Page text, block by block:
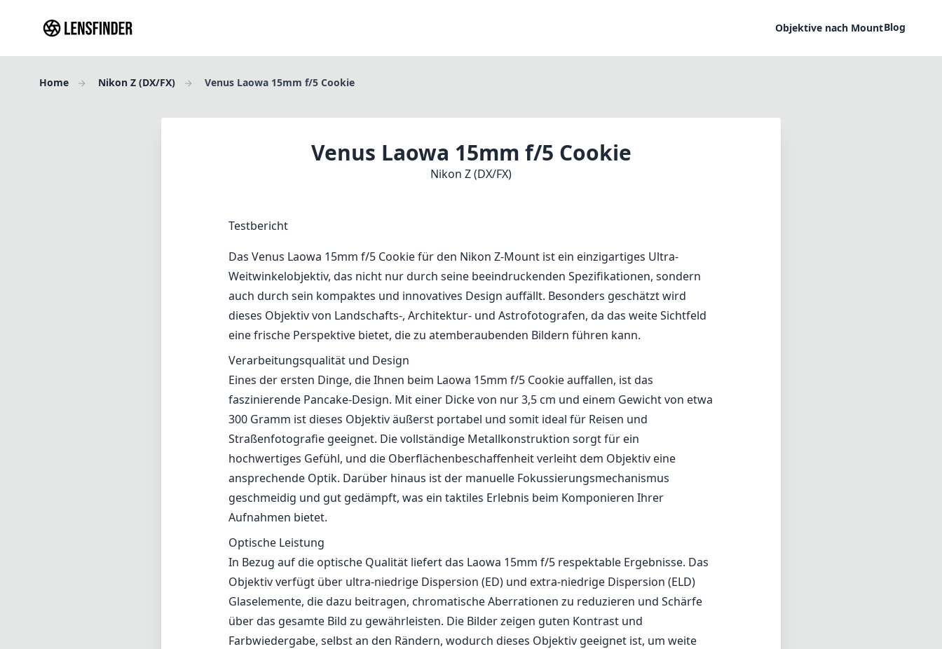
Objektive nach MountBlog
Home Nikon Z (DX/FX) Venus Laowa 15mm f/5 Cookie
Venus Laowa 15mm f/5 Cookie
Nikon Z (DX/FX)
Testbericht
Das Venus Laowa 15mm f/5 Cookie für den Nikon Z-Mount ist ein einzigartiges Ultra-
Weitwinkelobjektiv, das nicht nur durch seine beeindruckenden Spezifikationen, sondern
auch durch sein kompaktes und innovatives Design auffällt. Besonders geschätzt wird
dieses Objektiv von Landschafts-, Architektur- und Astrofotografen, da das weite Sichtfeld
eine frische Perspektive bietet, die zu atemberaubenden Bildern führen kann.
Verarbeitungsqualität und Design
Eines der ersten Dinge, die Ihnen beim Laowa 15mm f/5 Cookie auffallen, ist das
faszinierende Pancake-Design. Mit einer Dicke von nur 3,5 cm und einem Gewicht von etwa
300 Gramm ist dieses Objektiv äußerst portabel und somit ideal für Reisen und
Straßenfotografie geeignet. Die vollständige Metallkonstruktion sorgt für ein
hochwertiges Gefühl, und die Oberflächenbeschaffenheit verleiht dem Objektiv eine
ansprechende Optik. Darüber hinaus ist der manuelle Fokussierungsmechanismus
geschmeidig und gut gedämpft, was ein taktiles Erlebnis beim Komponieren Ihrer
Aufnahmen bietet.
Optische Leistung
In Bezug auf die optische Qualität liefert das Laowa 15mm f/5 respektable Ergebnisse. Das
Objektiv verfügt über ultra-niedrige Dispersion (ED) und extra-niedrige Dispersion (ELD)
Glaselemente, die dazu beitragen, chromatische Aberrationen zu reduzieren und Schärfe
über das gesamte Bild zu gewährleisten. Die Bilder zeigen guten Kontrast und
Farbwiedergabe, selbst an den Rändern, wodurch dieses Objektiv geeignet ist, um weite